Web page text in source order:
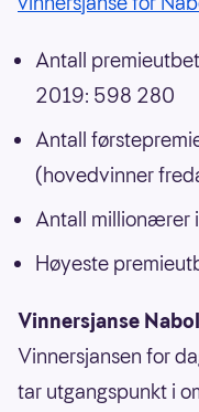
Antall
2019: 598 280
Antall
(hovedvinner
Antall millionærer
Høyeste
Vinnersjanse
Vinnersjansen for
tar utgangspunkt i